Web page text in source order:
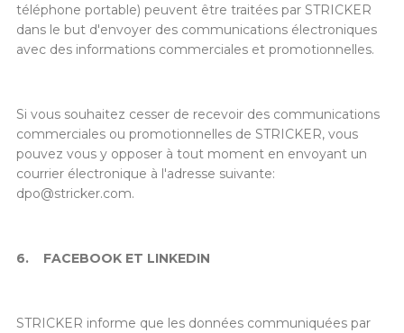
téléphone portable) peuvent être traitées par STRICKER
dans le but d'envoyer des communications électroniques
avec des informations commerciales et promotionnelles.
Si vous souhaitez cesser de recevoir des communications
commerciales ou promotionnelles de STRICKER, vous
pouvez vous y opposer à tout moment en envoyant un
courrier électronique à l'adresse suivante:
dpo@stricker.com.
6. FACEBOOK ET LINKEDIN
STRICKER informe que les données communiquées par